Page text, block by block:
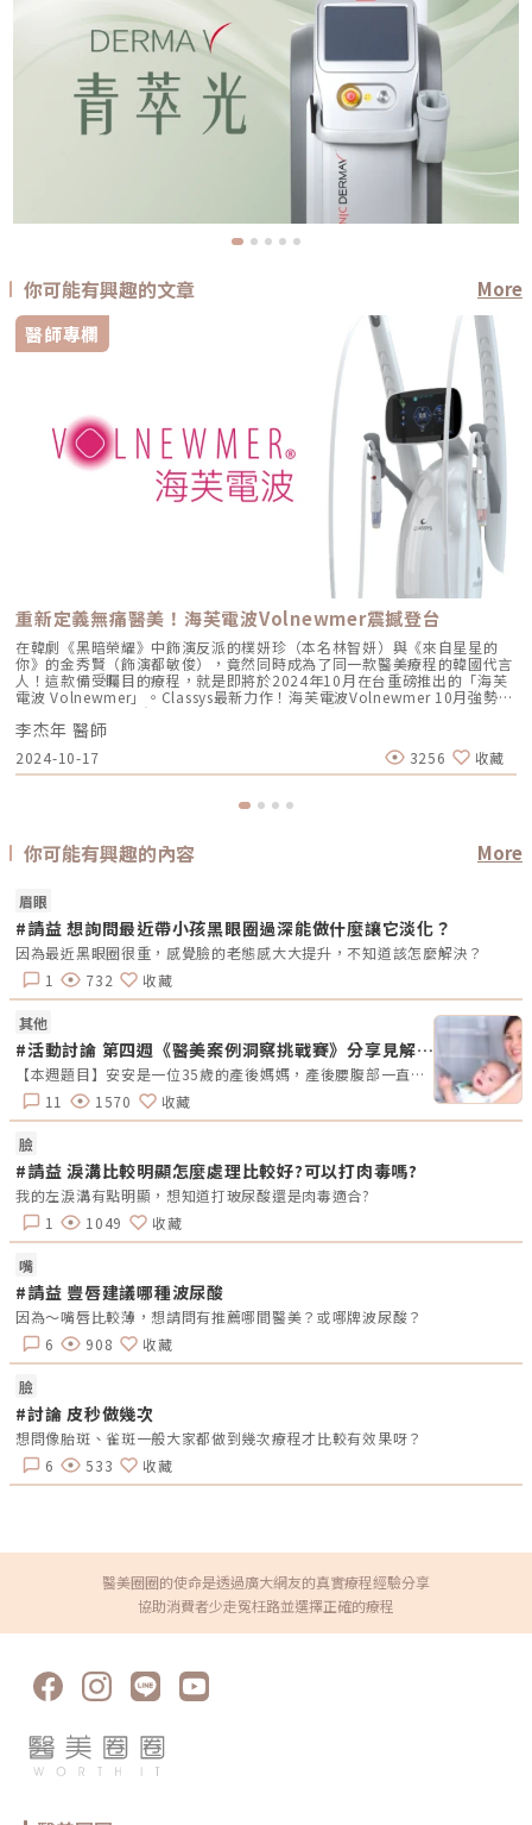
你可能有興趣的文章
More
醫師專欄
重新定義無痛醫美！海芙電波Volnewmer震撼登台
在韓劇《黑暗榮耀》中飾演反派的樸妍珍（本名林智妍）與《來自星星的
你》的金秀賢（飾演都敏俊），竟然同時成為了同一款醫美療程的韓國代言
人！這款備受矚目的療程，就是即將於2024年10月在台重磅推出的「海芙
電波 Volnewmer」。Classys最新力作！海芙電波Volnewmer 10月強勢來
襲Classys大廠，曾經是韓國醫美儀器前三大製造商，並於2022年被美國貝
恩資本(Bain Capital)併購的知名公司，在全球的非侵入式醫美市場持續引
領潮流。繼「Ultraformer3第三代海芙音波」和「Ultraformer MPT海芙音
波媚必提」在全球範圍內取得空前成功後，Classys看準了單極電波的市場
潛力，並花費數年進行研發，於2023年率先在韓國推出了全新的「海芙電
芙電波，已由受邀擔任國際講師的小年醫師（李杰年醫師）引進，並於杰膚
做了重大的突破，更帶來了多重功效的提升，結合了電音雙波技術，相信會
帶來全新的美容體驗。鍍金探頭與水冷系統，治療安全性與效果全面升級海
脈衝（Continuous RF Energy）搭配不間斷水冷技術（Continuous
Contact Cooling），使熱能堆疊更加有效，並大幅降低疼痛感。這一項突
破讓民眾能在無需敷麻藥的情況下，輕鬆完成全臉900發的療程，舒適度和
效率都令人驚喜。此外，Volnewmer的鍍金探頭設計，也進一步提升治療
的安全性和效果。過去的單極電波常因薄膜探頭不均的貼合導致能量輸出不
穩定，甚至造成表皮灼傷。而全新鍍金材質的探頭，能更均勻地分布能量，
避免燙傷風險，且水冷系統的效率更上一層樓。海芙電波Volnewmer的探
頭還內建了創新的避震器結構，能夠靈活適應不同皮膚角度，加上曲面設計
與隱藏式邊緣，讓治療幾乎達到零死角，操作起來更加靈活順暢。醫師的操
作變得更加得心應手，讓每一個治療細節都做到極致。海芙電波
Volnewmer不僅提升了患者的舒適感和療效，同時也讓醫師在治療過程中
更精準、有效地操作。這台非侵入式單極電波儀器的問世，是醫美技術的突
破，讓我們拭目以待，為更多人帶來美麗的蛻變！《點擊看完整文章介紹》
李杰年 醫師
2024-10-17 3256 收藏
你可能有興趣的內容 More
眉眼
#請益 想詢問最近帶小孩黑眼圈過深能做什麼讓它淡化？
因為最近黑眼圈很重，感覺臉的老態感大大提升，不知道該怎麼解決？
1
732 收藏
其他
#活動討論 第四週《醫美案例洞察挑戰賽》分享見解拿好禮
【本週題目】安安是一位35歲的產後媽媽，產後腰腹部一直瘦不回去，她希望透過非侵入性的療程讓曲線回到產前的狀態。由於對疼痛較為敏感，她希望能選擇舒適度高的療程。請大家幫安安媽咪推薦適合的療程，幫助她輕鬆找回青春緊緻的身材線條。【本週活動時間】01 / 27（一）AM09:00 - 02 / 02（日） PM23:59【活動獎勵】 專業評論獎《7-11購物金50元》抽10名會員 推薦好友留言送《LINE Points 5點數》每人推薦好友上限2人【活動方式】 活動期間每週一AM09:00將在在討論區發布一個模擬的醫美案例。案例包含患者的需求、問題描述。會員需根據案例情境進行分析，並針對該案例提供建議或解決方案。可以提出不同的治療選項、分析治療結果，或者分享相關經驗。每位會員的回應需具體、實用。 官方將根據會員的回應品質來優先評選出「專業評論獎」，這些留言者將優先納入抽獎範圍，以提升其被抽中的機會。留言中若包含分析、建議或醫美知識等。 避免重複、抄襲回覆其他參與者，或發表與前後留言無關的內容。如「同意」、「好棒」等，將不計入抽獎資格。 當週活動的留言截止時間為每週日 23:59。經核對符合活動規範的留言後，將於2025 / 02 / 03（一）統一抽出每週 10 名幸運得主，並另在討論區公布得獎名單。 乙組會員帳號於當週活動僅限留言乙次。 會員連續4週參與《醫美案例洞察》活動者，將有額外抽「活躍參與獎」的機會，可獲得「7-11購物金100元」作為獎勵。【推薦好友留言送】 活動期間，推薦朋友至每週主題活動討論區留言，每成功推薦 1 人可額外獲得「LINE Points 5 點數」。每人最多可推薦 2 人，超過 2 人則無法再獲得額外獎勵。 若多人推薦同一位朋友，獎勵將優先發放給第一位完成回報資料並經核對無誤的推薦者，其他推薦者將不予發放獎勵。此外，若推薦的好友未參與留言，則該推薦視為無效，將不予發放獎勳。 推薦人需確認好友已完成留言，並於2025 / 02 / 02（日）23:59前加入「醫美圈圈官方LINE」，點選LINE圖文選單中的【推薦好友加入】填妥推薦好友問卷資料後提交。 若發現參加者有不當行為，包括使用假帳戶、重複推薦、內容不符合規定或其他影響活動公平性的行為，主辦方保留取消參與資格及不發放獎勵的權利。 所有推薦資料需於2025 / 02 / 02（日）23:59前提交，逾期將視為放棄獎勵資格。 所有推薦資料提交後，官方將進行核對與統計，核對無誤者，「LINE Points 5點數」統一於2025/02/10（一）23:59前陸續發放完畢。如因資料填寫錯誤或未在指定時間內提交而無法核對，恕不補發。&lt;&lt;&lt;點我看更多活動詳情&gt;&gt;
11
1570 收藏
臉
#請益 淚溝比較明顯怎麼處理比較好?可以打肉毒嗎?
我的左淚溝有點明顯，想知道打玻尿酸還是肉毒適合?
1
1049 收藏
嘴
#請益 豐唇建議哪種波尿酸
因為～嘴唇比較薄，想請問有推薦哪間醫美？或哪牌波尿酸？
6
908 收藏
臉
#討論 皮秒做幾次
想問像胎斑、雀斑一般大家都做到幾次療程才比較有效果呀？
6
533 收藏
醫美圈圈的使命是透過廣大網友的真實療程經驗分享
協助消費者少走冤枉路並選擇正確的療程